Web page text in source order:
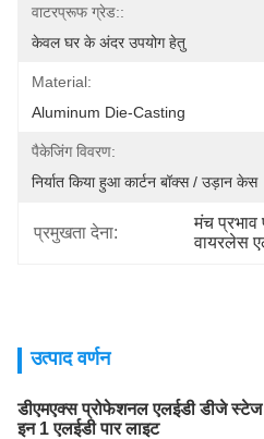
वाटरप्रूफ ग्रेड::
केवल घर के अंदर उपयोग हेतु
Material:
Aluminum Die-Casting
पैकेजिंग विवरण:
निर्यात किया हुआ कार्टन बॉक्स / उड़ान केस
प्रमुखता देना:
मंच प्रभाव
वायरलेस
उत्पाद वर्णन
डीएमएक्स प्रोफेशनल एलईडी डीजे
इन 1 एलईडी पार लाइट